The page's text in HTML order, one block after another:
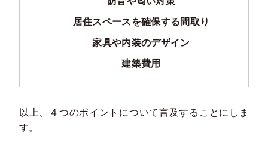
居住スペースを確保する間取り
家具や内装のデザイン
建築費用
以上、４つのポイントについて言及することにしま
す。